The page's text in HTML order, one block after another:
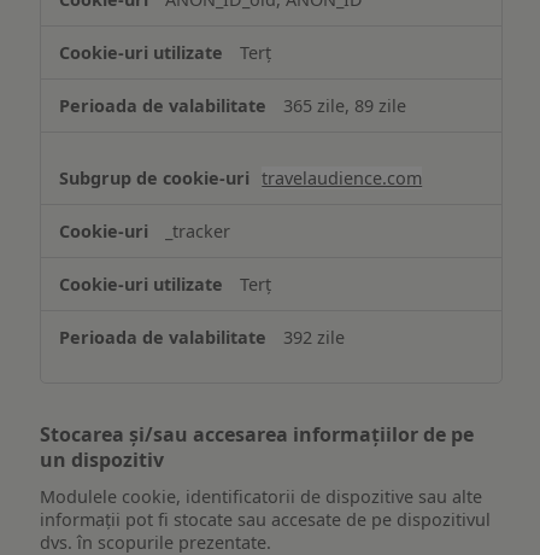
Terț
365 zile, 89 zile
travelaudience.com
_tracker
Terț
392 zile
Stocarea și/sau accesarea informațiilor de pe
un dispozitiv
Modulele cookie, identificatorii de dispozitive sau alte
informații pot fi stocate sau accesate de pe dispozitivul
dvs. în scopurile prezentate.